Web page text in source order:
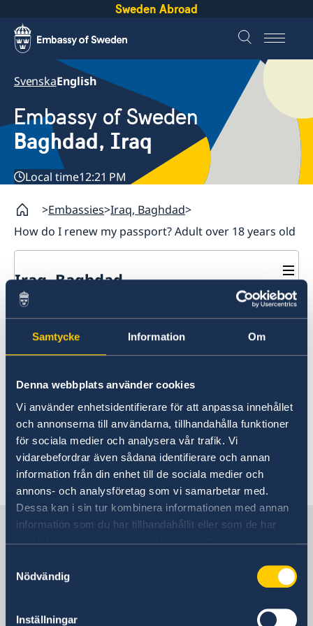
Samtycke Information Om
Denna webbplats använder cookies
Vi använder enhetsidentifierare för att anpassa innehållet
och annonserna till användarna, tillhandahålla funktioner
för sociala medier och analysera vår trafik. Vi
vidarebefordrar även sådana identifierare och annan
information från din enhet till de sociala medier och
annons- och analysföretag som vi samarbetar med.
Dessa kan i sin tur kombinera informationen med annan
information som du har tillhandahållit eller som de har
samlat in när du har använt deras tjänster.
Nödvändig
Inställningar
Sweden Abroad
SvenskaEnglish
Embassy of Sweden
Baghdad, Iraq
Local time12:21 PM
Embassies Iraq, Baghdad
How do I renew my passport? Adult over 18 years old
Iraq, Baghdad
Contact
About us
Data Protection Policy (GDPR)
Current
How do I renew my passport?
Adult over 18 years old
Renewal of passports for adults
Please contact the Embassy;
ambassaden.bagdad@gov.se
Last updated 01 Dec 2020, 4.48 PM
Sweden in Iraq
Embassy
Visitors must book an appointment in